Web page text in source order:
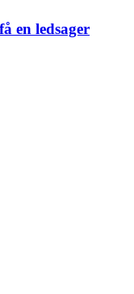
en ledsager